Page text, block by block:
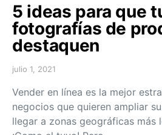
5 ideas para que
fotografías de
destaquen
julio 1, 2021
Vender en línea es la mejor
negocios que quieren ampliar
llegar a zonas geográficas más